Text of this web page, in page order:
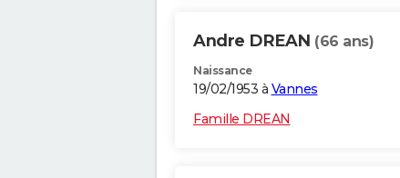
Andre DREAN (66 ans)
Naissance
19/02/1953 à Vannes
Famille DREAN